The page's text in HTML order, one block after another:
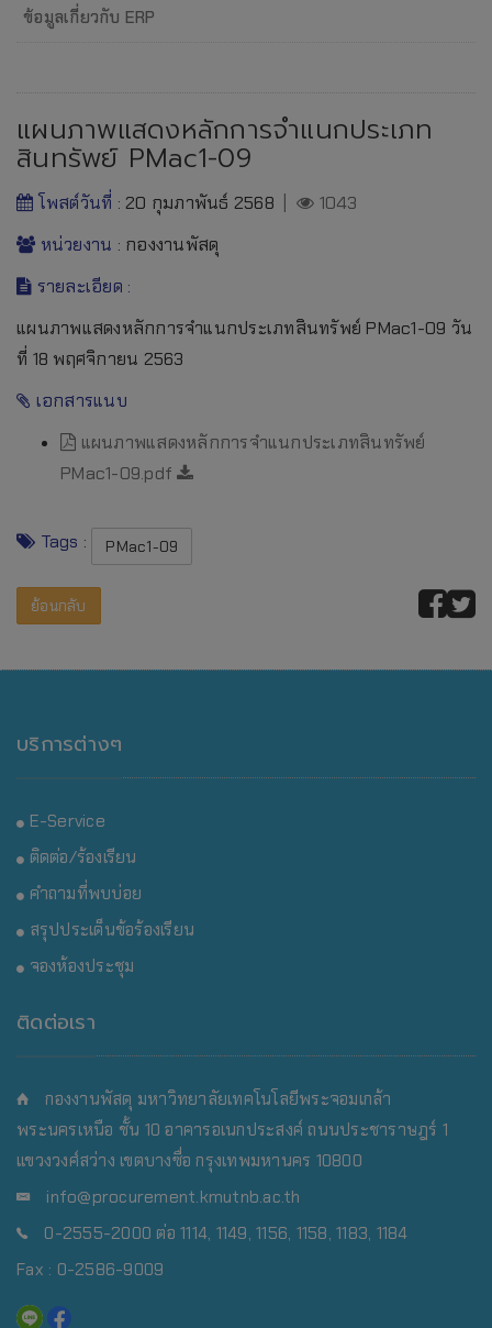
ข้อมูลเกี่ยวกับ ERP
แผนภาพแสดงหลักการจำแนกประเภท
สินทรัพย์ PMac1-09
โพสต์วันที่ : 20 กุมภาพันธ์ 2568
1043
หน่วยงาน : กองงานพัสดุ
รายละเอียด :
แผนภาพแสดงหลักการจำแนกประเภทสินทรัพย์ PMac1-09 วัน
ที่ 18 พฤศจิกายน 2563
เอกสารแนบ
แผนภาพแสดงหลักการจำแนกประเภทสินทรัพย์
PMac1-09.pdf
Tags : PMac1-09
ย้อนกลับ
บริการต่างๆ
E-Service
ติดต่อ/ร้องเรียน
คำถามที่พบบ่อย
สรุปประเด็นข้อร้องเรียน
จองห้องประชุม
ติดต่อเรา
กองงานพัสดุ มหาวิทยาลัยเทคโนโลยีพระจอมเกล้า
พระนครเหนือ ชั้น 10 อาคารอเนกประสงค์ ถนนประชาราษฎร์ 1
แขวงวงศ์สว่าง เขตบางซื่อ กรุงเทพมหานคร 10800
info@procurement.kmutnb.ac.th
0-2555-2000 ต่อ 1114, 1149, 1156, 1158, 1183, 1184
Fax : 0-2586-9009